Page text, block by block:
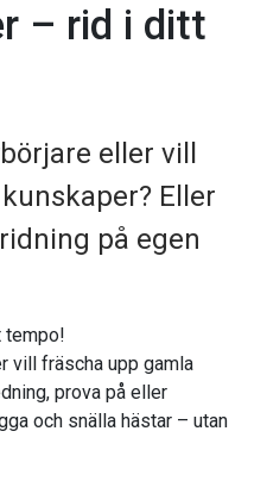
– rid i ditt
eller vill
Eller
på egen
tempo!
vill fräscha upp gamla
prova på eller
och snälla hästar – utan